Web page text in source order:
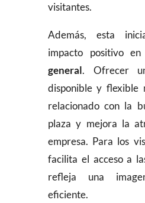
visitantes.
Además, esta
impacto positivo en
general. Ofrecer
disponible y flexible
relacionado con la
plaza y mejora la
empresa. Para los
facilita el acceso a
refleja una
eficiente.